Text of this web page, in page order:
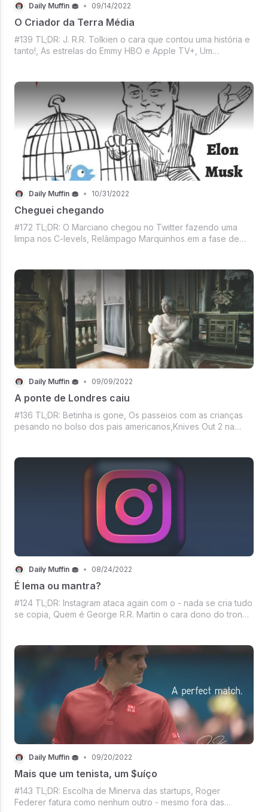
Daily Muffin 🧁 • 09/14/2022
O Criador da Terra Média
#139 TL;DR: J. R.R. Tolkien o cara que contou uma história e
tanto!, As estrelas do Emmy HBO e Apple TV+, Um
agora nível Queen B e RiRi, Polí
Daily Muffin 🧁 • 10/31/2022
Cheguei chegando
#172 TL;DR: O Marciano chegou no Twitter fazendo uma
limpa nos C-levels, Relâmpago Marquinhos em a fase de
Christian Bale e Edgar Allan Poe na Netf
Daily Muffin 🧁 • 09/09/2022
A ponte de Londres caiu
#136 TL;DR: Betinha is gone, Os passeios com as crianças
pesando no bolso dos pais americanos,Knives Out 2 na
Mercado crypto ignorando Jerome
Daily Muffin 🧁 • 08/24/2022
É lema ou mantra?
#124 TL;DR: Instagram ataca again com o - nada se cria tudo
se copia, Quem é George R.R. Martin o cara dono do trono
pelos usuários, Mer
Daily Muffin 🧁 • 09/20/2022
Mais que um tenista, um $uíço
#143 TL;DR: Escolha de Minerva das startups, Roger
Federer fatura como nenhum outro - mesmo fora das